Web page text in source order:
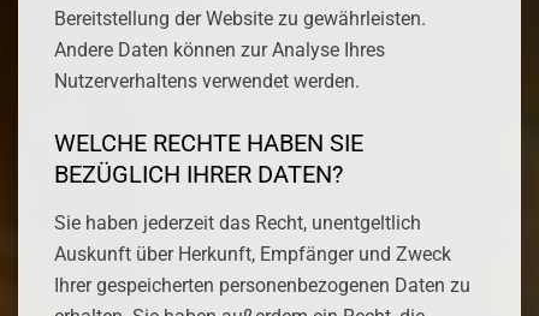
Bereitstellung der Website zu gewährleisten.
Andere Daten können zur Analyse Ihres
Nutzerverhaltens verwendet werden.
WELCHE RECHTE HABEN SIE
BEZÜGLICH IHRER DATEN?
Sie haben jederzeit das Recht, unentgeltlich
Auskunft über Herkunft, Empfänger und Zweck
Ihrer gespeicherten personenbezogenen Daten zu